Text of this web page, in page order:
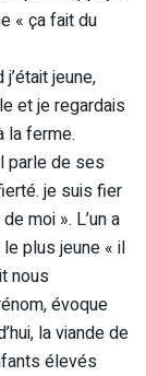
« ça fait du
jeune,
et je regardais
la ferme.
parle de ses
je suis fier
moi ». L’un a
plus jeune « il
nous
évoque
la viande de
élevés